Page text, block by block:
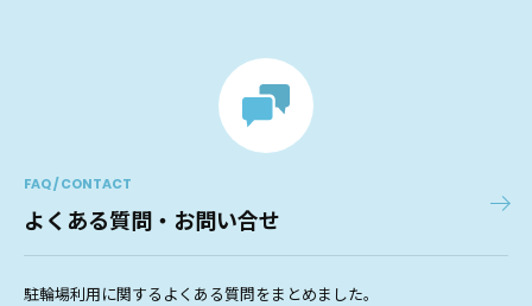
FAQ / CONTACT
よくある質問・お問い合せ
駐輪場利用に関するよくある質問をまとめました。